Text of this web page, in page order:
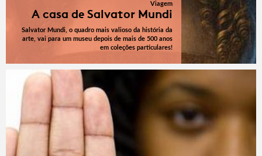
Viagem
A casa de Salvator Mundi
Salvator Mundi, o quadro mais valioso da história da
arte, vai para um museu depois de mais de 500 anos
em coleções particulares!